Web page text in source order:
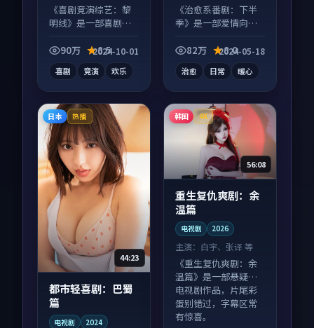
《喜剧竞演综艺：黎
明线》是一部喜剧向
长为内核，情感戏份
90万 8.5
2024-10-01
喜剧 竞演 欢乐
《治愈系番剧：下半
季》是一部爱情向动
错过，字幕区常有惊
82万 8.0
2024-05-18
治愈 日常 暖心
日本 热播
44:23
都市轻喜剧：巴蜀
篇
电视剧 2024
韩国 4K
56:08
重生复仇爽剧：余
温篇
电视剧 2026
主演： 白宇、张译 等
《重生复仇爽剧：余
温篇》是一部悬疑向
电视剧作品，片尾彩
蛋别错过，字幕区常
有惊喜。